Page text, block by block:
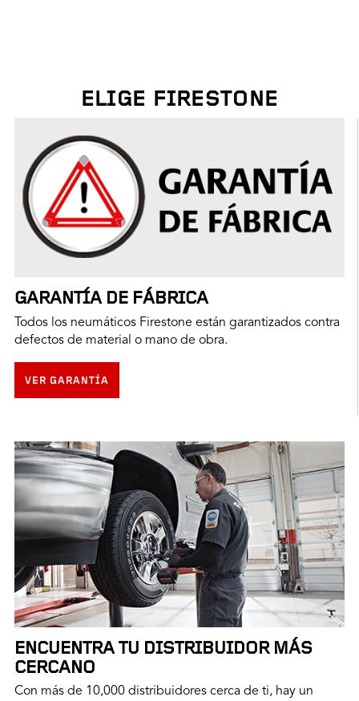
ELIGE FIRESTONE
GARANTÍA DE FÁBRICA
Todos los neumáticos Firestone están garantizados contra
defectos de material o mano de obra.
VER GARANTÍA
ENCUENTRA TU DISTRIBUIDOR MÁS
CERCANO
Con más de 10,000 distribuidores cerca de ti, hay un